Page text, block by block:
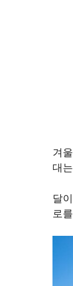
겨
대
달
로